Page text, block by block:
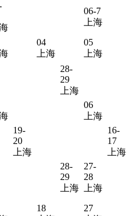
06-7
上海
04
上海
05
上海
28-
29
上海
06
上海
19-
20
上海
16-
17
上海
28-
29
上海
27-
28
上海
18
27